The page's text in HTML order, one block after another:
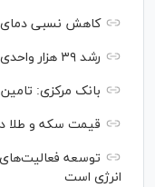
کاهش نسبی دمای
رشد ۳۹ هزار واحدی شاخص بورس
بانک مرکزی: تامین مالی
قیمت سکه و طلا در ۱۸ مرداد
توسعه فعالیت‌های
انرژی است